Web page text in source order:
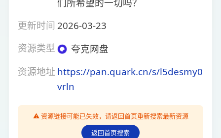
们所希望的一切吗？
更新时间 2026-03-23
资源类型
夸克网盘
资源地址 https://pan.quark.cn/s/l5desmy0
vrln
⚠️ 资源链接可能已失效，请返回首页重新搜索最新资源
返回首页搜索